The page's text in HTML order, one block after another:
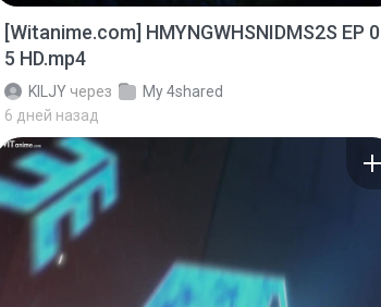
[Witanime.com] HMYNGWHSNIDMS2S EP 0
5 HD.mp4
KILJY через
My 4shared
6 дней назад